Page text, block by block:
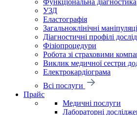
Функціональна діагностика
УЗД
Еластографія
Загальноклінічні
Діагностичні профілі
Фізіопроцедури
Робота зі страховими
Виклик медичної сестри
Електрокардіограма
Всі послуги
Прайс
Медичні послуги
Лабораторні